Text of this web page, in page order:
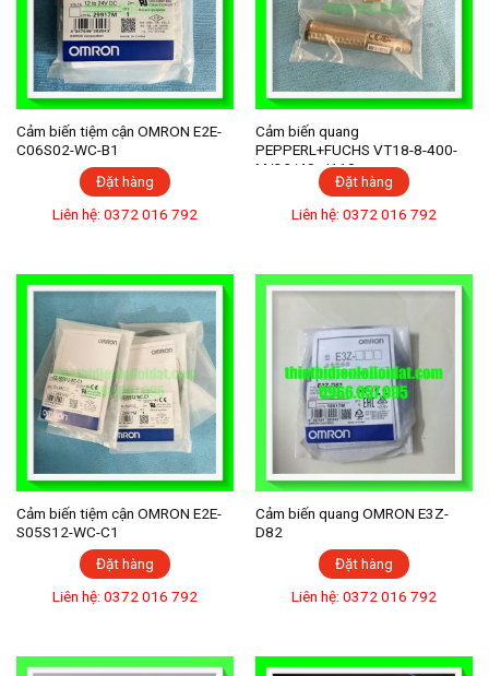
Cảm biến tiệm cận OMRON E2E-
C06S02-WC-B1
Đặt hàng
Liên hệ: 0372 016 792
Cảm biến quang
PEPPERL+FUCHS VT18-8-400-
M/32/40a/118
Đặt hàng
Liên hệ: 0372 016 792
Cảm biến tiệm cận OMRON E2E-
S05S12-WC-C1
Đặt hàng
Liên hệ: 0372 016 792
Cảm biến quang OMRON E3Z-
D82
Đặt hàng
Liên hệ: 0372 016 792